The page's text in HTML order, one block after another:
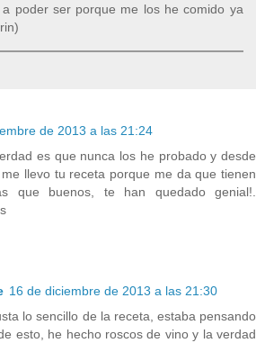
a poder ser porque me los he comido ya
de 2013 a las 21:24
es que nunca los he probado y desde
llevo tu receta porque me da que tienen
que buenos, te han quedado genial!.
16 de diciembre de 2013 a las 21:30
lo sencillo de la receta, estaba pensando
esto, he hecho roscos de vino y la verdad